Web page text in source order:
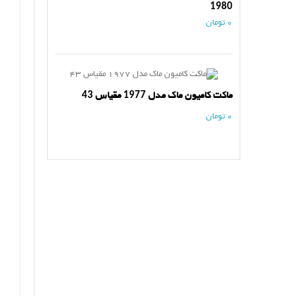
1980
0 تومان
ماکت کامیون ماک مدل 1977 مقیاس 43
0 تومان